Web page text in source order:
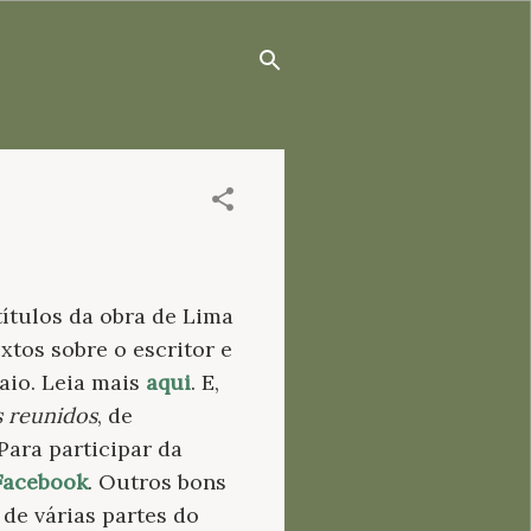
da obra de Lima
sobre o escritor e
Leia mais aqui. E,
reunidos, de
participar da
. Outros bons
várias partes do